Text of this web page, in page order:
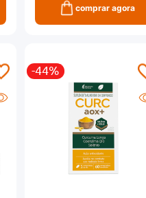
comprar agora
-44%